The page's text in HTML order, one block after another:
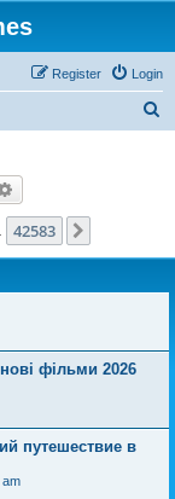
Login
Register
42583
фільми 2026
путешествие в
am